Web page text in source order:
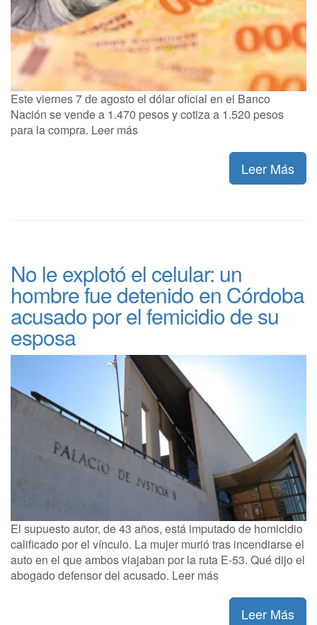
Este viernes 7 de agosto el dólar oficial en el Banco
Nación se vende a 1.470 pesos y cotiza a 1.520 pesos
para la compra. Leer más
Leer Más
No le explotó el celular: un
hombre fue detenido en Córdoba
acusado por el femicidio de su
esposa
El supuesto autor, de 43 años, está imputado de homicidio
calificado por el vínculo. La mujer murió tras incendiarse el
auto en el que ambos viajaban por la ruta E-53. Qué dijo el
abogado defensor del acusado. Leer más
Leer Más